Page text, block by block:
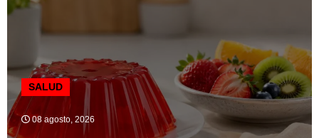
SALUD
08 agosto, 2026